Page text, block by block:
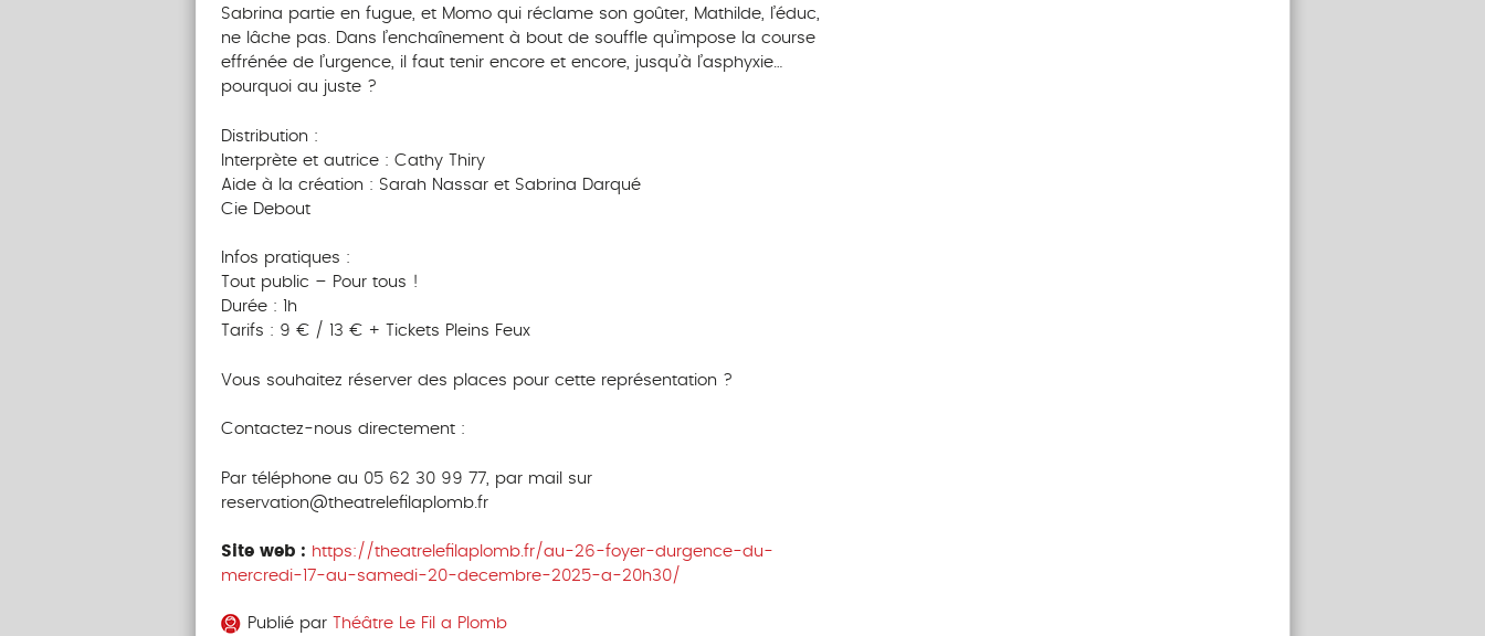
Sabrina partie en fugue, et Momo qui réclame son goûter, Mathilde, l’éduc,
ne lâche pas. Dans l’enchaînement à bout de souffle qu’impose la course
effrénée de l’urgence, il faut tenir encore et encore, jusqu’à l’asphyxie…
pourquoi au juste ?
Distribution :
Interprète et autrice : Cathy Thiry
Aide à la création : Sarah Nassar et Sabrina Darqué
Cie Debout
Infos pratiques :
Tout public – Pour tous !
Durée : 1h
Tarifs : 9 € / 13 € + Tickets Pleins Feux
Vous souhaitez réserver des places pour cette représentation ?
Contactez-nous directement :
Par téléphone au 05 62 30 99 77, par mail sur
reservation@theatrelefilaplomb.fr
Site web : https://theatrelefilaplomb.fr/au-26-foyer-durgence-du-
mercredi-17-au-samedi-20-decembre-2025-a-20h30/
Publié par Théâtre Le Fil a Plomb